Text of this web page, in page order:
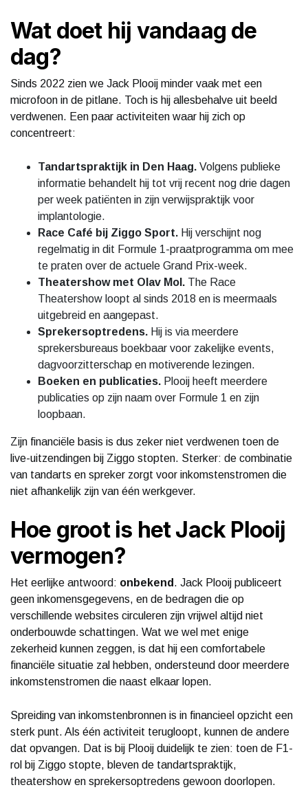
Wat doet hij vandaag de
dag?
Sinds 2022 zien we Jack Plooij minder vaak met een
microfoon in de pitlane. Toch is hij allesbehalve uit beeld
verdwenen. Een paar activiteiten waar hij zich op
concentreert:
Tandartspraktijk in Den Haag. Volgens publieke
informatie behandelt hij tot vrij recent nog drie dagen
per week patiënten in zijn verwijspraktijk voor
implantologie.
Race Café bij Ziggo Sport. Hij verschijnt nog
regelmatig in dit Formule 1-praatprogramma om mee
te praten over de actuele Grand Prix-week.
Theatershow met Olav Mol. The Race
Theatershow loopt al sinds 2018 en is meermaals
uitgebreid en aangepast.
Sprekersoptredens. Hij is via meerdere
sprekersbureaus boekbaar voor zakelijke events,
dagvoorzitterschap en motiverende lezingen.
Boeken en publicaties. Plooij heeft meerdere
publicaties op zijn naam over Formule 1 en zijn
loopbaan.
Zijn financiële basis is dus zeker niet verdwenen toen de
live-uitzendingen bij Ziggo stopten. Sterker: de combinatie
van tandarts en spreker zorgt voor inkomstenstromen die
niet afhankelijk zijn van één werkgever.
Hoe groot is het Jack Plooij
vermogen?
Het eerlijke antwoord: onbekend . Jack Plooij publiceert
geen inkomensgegevens, en de bedragen die op
verschillende websites circuleren zijn vrijwel altijd niet
onderbouwde schattingen. Wat we wel met enige
zekerheid kunnen zeggen, is dat hij een comfortabele
financiële situatie zal hebben, ondersteund door meerdere
inkomstenstromen die naast elkaar lopen.
Spreiding van inkomstenbronnen is in financieel opzicht een
sterk punt. Als één activiteit terugloopt, kunnen de andere
dat opvangen. Dat is bij Plooij duidelijk te zien: toen de F1-
rol bij Ziggo stopte, bleven de tandartspraktijk,
theatershow en sprekersoptredens gewoon doorlopen.